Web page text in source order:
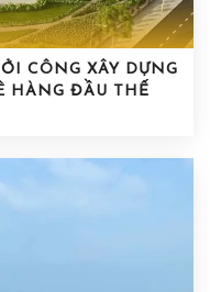
CÔNG XÂY DỰNG
HÀNG ĐẦU THẾ